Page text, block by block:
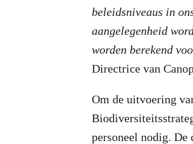
beleidsniveaus in
aangelegenheid
worden berekend
Directrice van
Om de uitvoering
personeel nodig.